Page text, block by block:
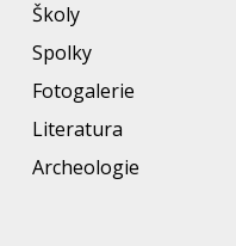
Školy
Spolky
Fotogalerie
Literatura
Archeologie